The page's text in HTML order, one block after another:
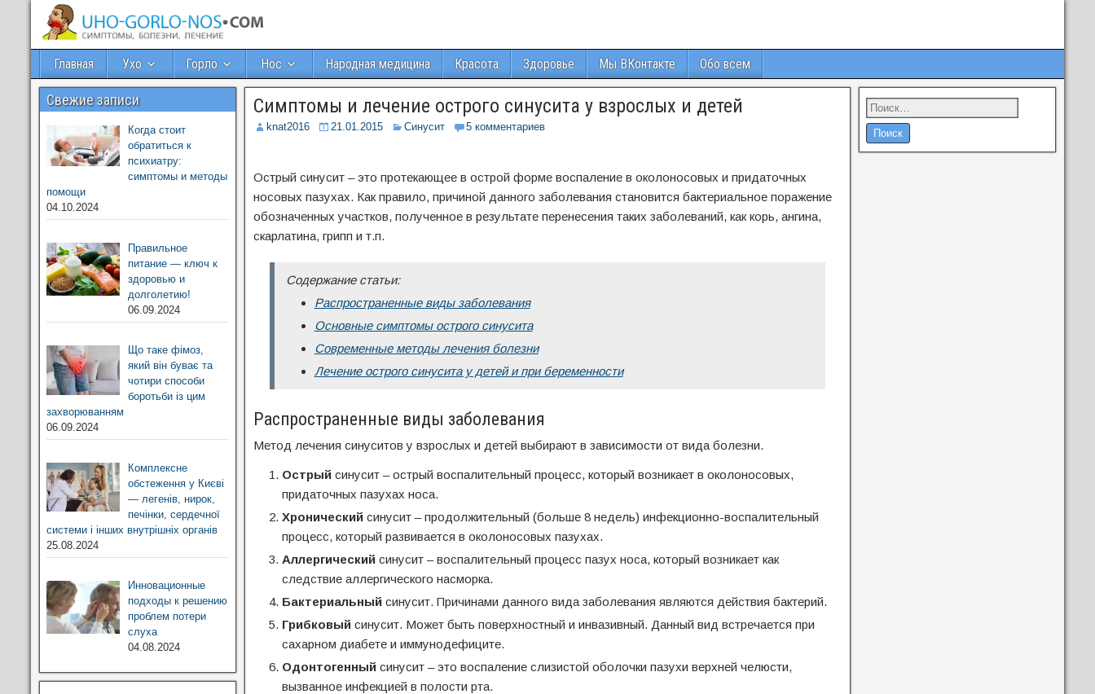
Главная Ухо Горло Нос Народная медицина Красота Здоровье Мы ВКонтакте Обо всем
Симптомы и лечение острого синусита у взрослых и детей
knat2016 21.01.2015 Синусит 5 комментариев
Острый синусит – это протекающее в острой форме воспаление в околоносовых и придаточных
носовых пазухах. Как правило, причиной данного заболевания становится бактериальное поражение
обозначенных участков, полученное в результате перенесения таких заболеваний, как корь, ангина,
скарлатина, грипп и т.п.
Содержание статьи:
Распространенные виды заболевания
Основные симптомы острого синусита
Современные методы лечения болезни
Лечение острого синусита у детей и при беременности
Распространенные виды заболевания
Метод лечения синуситов у взрослых и детей выбирают в зависимости от вида болезни.
Острыйсинусит – острый воспалительный процесс, который возникает в околоносовых,
придаточных пазухах носа.
Хроническийсинусит – продолжительный (больше 8 недель) инфекционно-воспалительный
процесс, который развивается в околоносовых пазухах.
Аллергическийсинусит – воспалительный процесс пазух носа, который возникает как
следствие аллергического насморка.
Бактериальныйсинусит. Причинами данного вида заболевания являются действия бактерий.
Грибковыйсинусит. Может быть поверхностный и инвазивный. Данный вид встречается при
сахарном диабете и иммунодефиците.
Одонтогенныйсинусит – это воспаление слизистой оболочки пазухи верхней челюсти,
вызванное инфекцией в полости рта.
Свежие записи
Когда стоит
обратиться к
психиатру:
симптомы и методы
помощи
04.10.2024
Правильное
питание — ключ к
здоровью и
долголетию!
06.09.2024
Що таке фімоз,
який він буває та
чотири способи
боротьби із цим
захворюванням
06.09.2024
Комплексне
обстеження у Києві
— легенів, нирок,
печінки, сердечної
системи і інших внутрішніх органів
25.08.2024
Инновационные
подходы к решению
проблем потери
слуха
04.08.2024